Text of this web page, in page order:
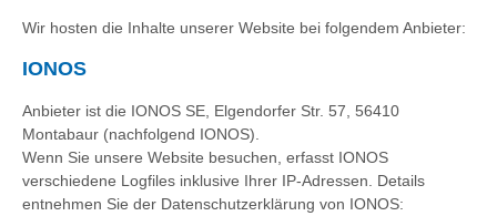
Wir hosten die Inhalte unserer Website bei folgendem Anbieter:
IONOS
Anbieter ist die IONOS SE, Elgendorfer Str. 57, 56410
Montabaur (nachfolgend IONOS).
Wenn Sie unsere Website besuchen, erfasst IONOS
verschiedene Logfiles inklusive Ihrer IP-Adressen. Details
entnehmen Sie der Datenschutzerklärung von IONOS: